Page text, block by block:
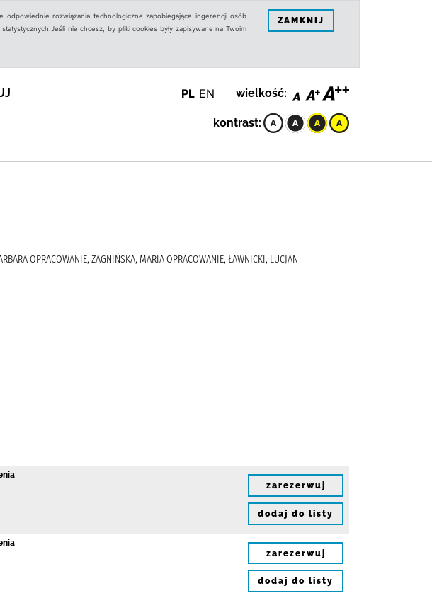
rozwiązania technologiczne zapobiegające ingerencji osób
nie chcesz, by pliki cookies były zapisywane na Twoim
ZAMKNIJ
PL EN wielkość:
kontrast:
OPRACOWANIE, ZAGNIŃSKA, MARIA OPRACOWANIE, ŁAWNICKI, LUCJAN
zarezerwuj
dodaj do listy
zarezerwuj
dodaj do listy